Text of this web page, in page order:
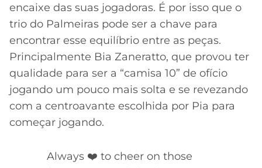
encaixe das suas jogadoras. É por isso que o
trio do Palmeiras pode ser a chave para
encontrar esse equilíbrio entre as peças.
Principalmente Bia Zaneratto, que provou ter
qualidade para ser a “camisa 10” de ofício
jogando um pouco mais solta e se revezando
com a centroavante escolhida por Pia para
começar jogando.
Always ❤️ to cheer on those